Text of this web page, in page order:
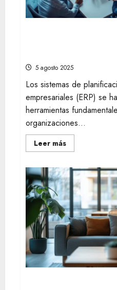
5 agosto 2025
Los sistemas de
empresariales (ERP) se
herramientas
organizaciones...
Leer másLeer
más
Preparando
a
tu
equipo
para
el
futuro:
Qué
es
un
ERP
y
cuándo
tu